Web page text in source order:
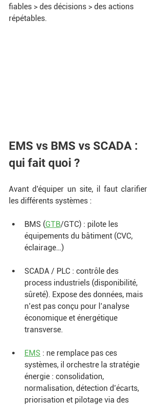
fiables > des décisions > des actions
répétables.
EMS vs BMS vs SCADA :
qui fait quoi ?
Avant d'équiper un site, il faut clarifier
les différents systèmes :
BMS (GTB/GTC) : pilote les
équipements du bâtiment (CVC,
éclairage…)
SCADA / PLC : contrôle des
process industriels (disponibilité,
sûreté). Expose des données, mais
n’est pas conçu pour l’analyse
économique et énergétique
transverse.
EMS : ne remplace pas ces
systèmes, il orchestre la stratégie
énergie : consolidation,
normalisation, détection d’écarts,
priorisation et pilotage via des